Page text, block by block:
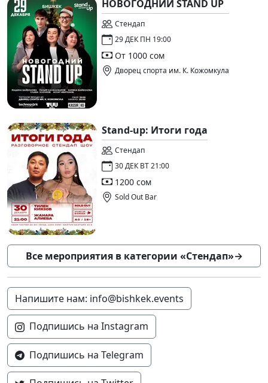
НОВОГОДНИЙ STAND UP
Стендап
29 ДЕК ПН 19:00
От 1000 сом
Дворец спорта им. К. Кожомкула
Stand-up: Итоги года
Стендап
30 ДЕК ВТ 21:00
1200 сом
Sold Out Bar
Все мероприятия в категории «Стендап»→
Напишите нам: info@bishkek.events
Подпишись на Instagram
Подпишись на Telegram